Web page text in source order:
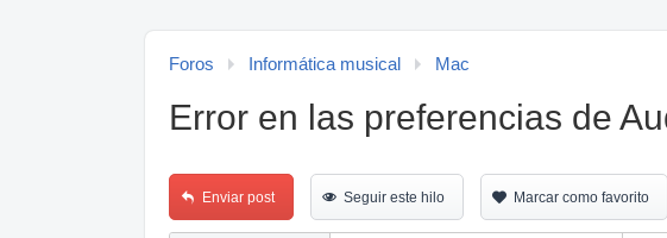
Foros Informática musical Mac
Error en las preferencias de
Enviar post Seguir este hilo Marcar como favorito